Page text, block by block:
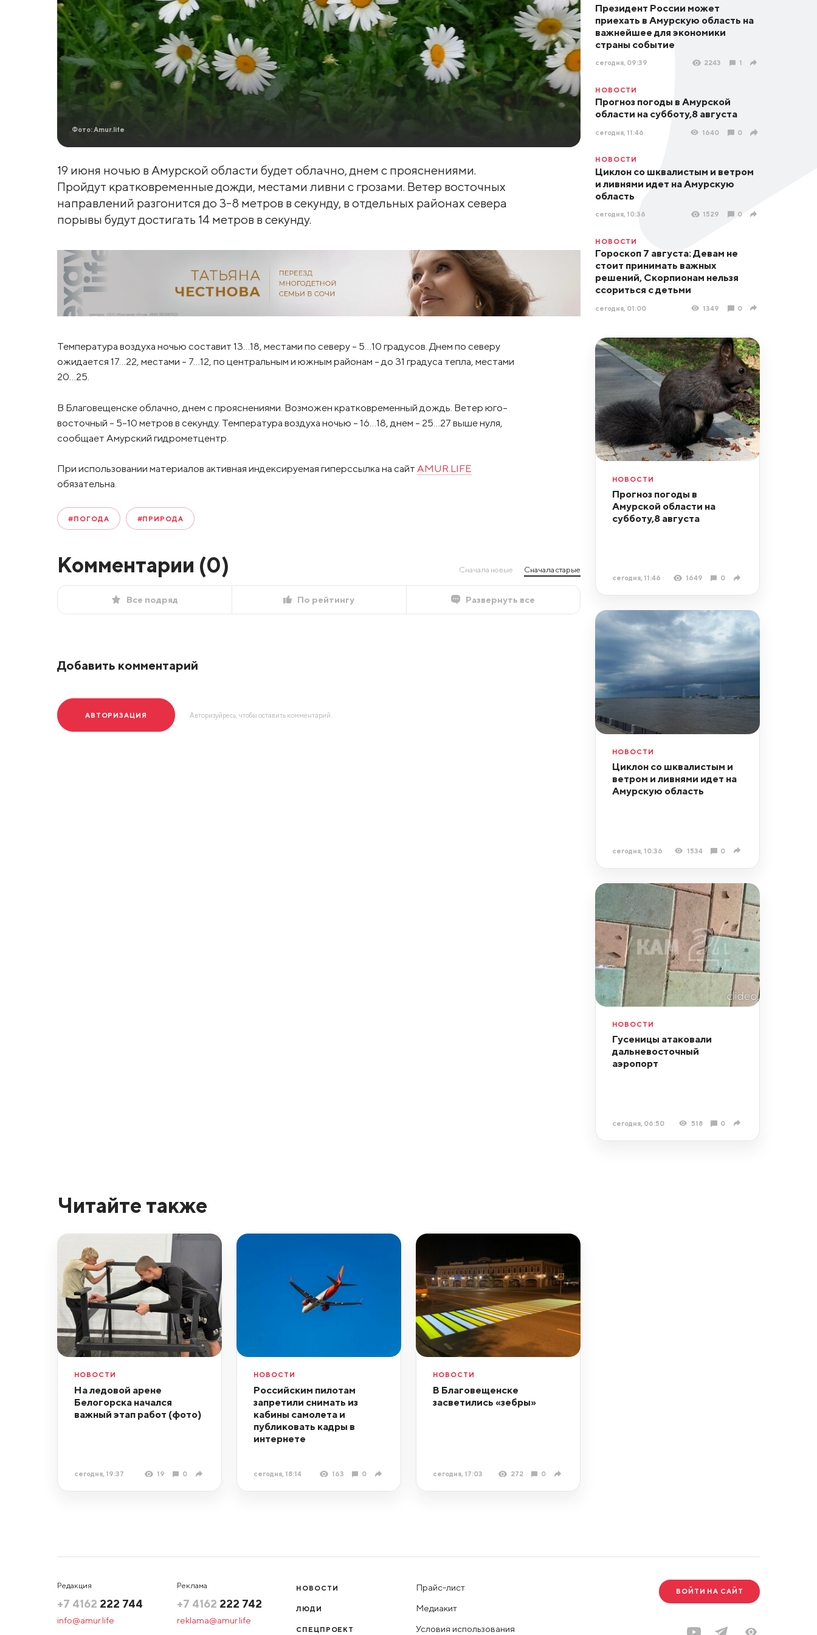
Фото: Amur.life
19 июня ночью в Амурской области будет облачно, днем с прояснениями.
Пройдут кратковременные дожди, местами ливни с грозами. Ветер восточных
направлений разгонится до 3-8 метров в секунду, в отдельных районах севера
порывы будут достигать 14 метров в секунду.
Температура воздуха ночью составит 13…18, местами по северу – 5…10 градусов. Днем по северу
ожидается 17…22, местами – 7…12, по центральным и южным районам – до 31 градуса тепла, местами
20…25.
В Благовещенске облачно, днем с прояснениями. Возможен кратковременный дождь. Ветер юго-
восточный – 5-10 метров в секунду. Температура воздуха ночью – 16…18, днем – 25…27 выше нуля,
сообщает Амурский гидрометцентр.
При использовании материалов активная индексируемая гиперссылка на сайт AMUR.LIFE
обязательна.
#ПОГОДА #ПРИРОДА
Комментарии (0) Сначала новые Сначала старые
Все подряд По рейтингу Развернуть все
Добавить комментарий
АВТОРИЗАЦИЯ Авторизуйресь, чтобы оставить комментарий.
Президент России может
приехать в Амурскую область на
важнейшее для экономики
страны событие
сегодня, 09:39 2243 1
НОВОСТИ
Прогноз погоды в Амурской
области на субботу,8 августа
сегодня, 11:46 1640 0
НОВОСТИ
Циклон со шквалистым и ветром
и ливнями идет на Амурскую
область
сегодня, 10:36 1529 0
НОВОСТИ
Гороскоп 7 августа: Девам не
стоит принимать важных
решений, Скорпионам нельзя
ссориться с детьми
сегодня, 01:00 1349 0
НОВОСТИ
Прогноз погоды в
Амурской области на
субботу,8 августа
сегодня, 11:46 1649 0
НОВОСТИ
Циклон со шквалистым и
ветром и ливнями идет на
Амурскую область
сегодня, 10:36 1534 0
НОВОСТИ
Гусеницы атаковали
дальневосточный
аэропорт
сегодня, 06:50 518 0
Читайте также
НОВОСТИ
На ледовой арене
Белогорска начался
важный этап работ (фото)
сегодня, 19:37 19 0
НОВОСТИ
Российским пилотам
запретили снимать из
кабины самолета и
публиковать кадры в
интернете
сегодня, 18:14 163 0
НОВОСТИ
В Благовещенске
засветились «зебры»
сегодня, 17:03 272 0
Редакция
+7 4162 222 744
info@amur.life
Реклама
+7 4162 222 742
reklama@amur.life
НОВОСТИ
ЛЮДИ
СПЕЦПРОЕКТ
Прайс-лист
Медиакит
Условия использования
ВОЙТИ НА САЙТ